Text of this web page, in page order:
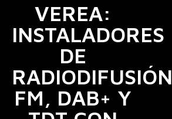
VEREA:
INSTALADORES
DE
RADIODIFUSIÓN
FM, DAB+ Y